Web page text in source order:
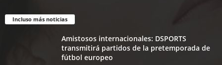
Incluso más noticias
Amistosos internacionales: DSPORTS
transmitirá partidos de la pretemporada de
fútbol europeo